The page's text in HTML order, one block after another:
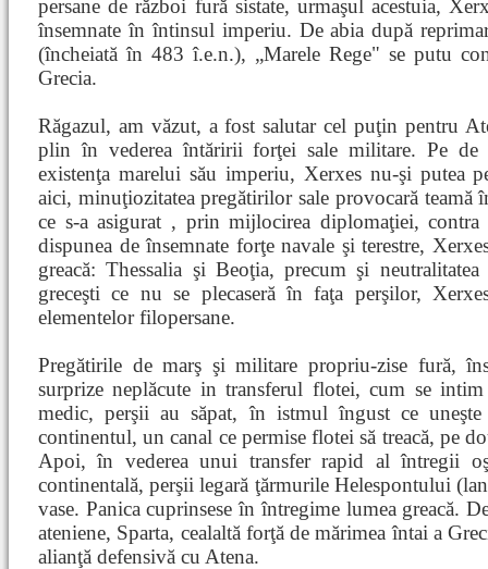
persane de război fură sistate, urmaşul acestuia,
însemnate în întinsul imperiu. De abia după
(încheiată în 483 î.e.n.), „Marele Rege" se putu
Grecia.
Răgazul, am văzut, a fost salutar cel puţin pentru
plin în vederea întăririi forţei sale militare. Pe de
existenţa marelui său imperiu, Xerxes nu-şi putea
aici, minuţiozitatea pregătirilor sale provocară teamă
ce s-a asigurat , prin mijlocirea diplomaţiei,
dispunea de însemnate forţe navale şi terestre,
greacă: Thessalia şi Beoţia, precum şi
greceşti ce nu se plecaseră în faţa perşilor,
elementelor filopersane.
Pregătirile de marş şi militare propriu-zise fură,
surprize neplăcute in transferul flotei, cum se
medic, perşii au săpat, în istmul îngust ce
continentul, un canal ce permise flotei să treacă, pe
Apoi, în vederea unui transfer rapid al întregii
continentală, perşii legară ţărmurile Helespontului
vase. Panica cuprinsese în întregime lumea greacă.
ateniene, Sparta, cealaltă forţă de mărimea întai a
alianţă defensivă cu Atena.